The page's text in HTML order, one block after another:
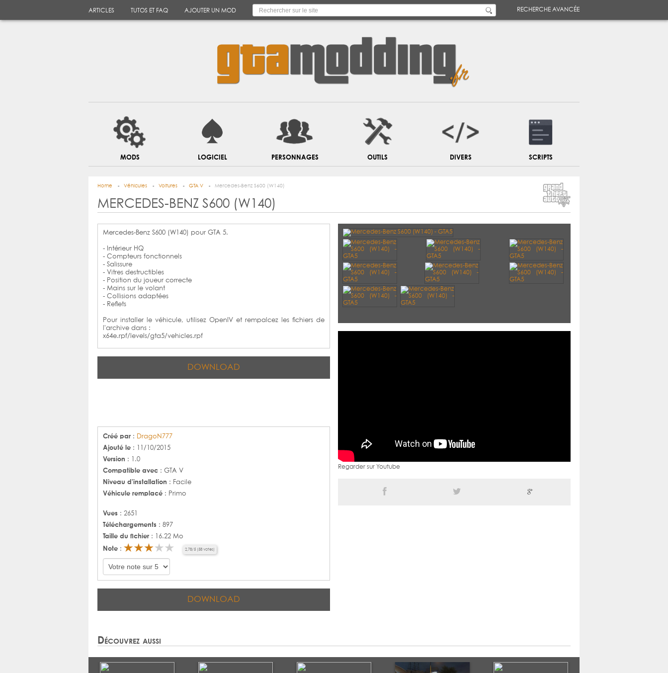
ARTICLES TUTOS ET FAQ AJOUTER UN MOD RECHERCHE AVANCÉE
MODS LOGICIEL PERSONNAGES OUTILS DIVERS SCRIPTS
Home Véhicules Voitures GTA V Mercedes-Benz S600 (W140)
MERCEDES-BENZ S600 (W140)
Mercedes-Benz S600 (W140) pour GTA 5.
- Intérieur HQ
- Compteurs fonctionnels
- Salissure
- Vitres destructibles
- Position du joueur correcte
- Mains sur le volant
- Collisions adaptées
- Reflets
Pour installer le véhicule, utilisez OpenIV et rempalcez les fichiers de
l'archive dans :
x64e.rpf/levels/gta5/vehicles.rpf
DOWNLOAD
Créé par : DragoN777
Ajouté le : 11/10/2015
Version : 1.0
Compatible avec : GTA V
Niveau d'installation : Facile
Véhicule remplacé : Primo
Vues : 2651
Téléchargements : 897
Taille du fichier : 16.22 Mo
Note : 2,78/5 58 votes)
DOWNLOAD
Regarder sur Youtube
Découvrez aussi